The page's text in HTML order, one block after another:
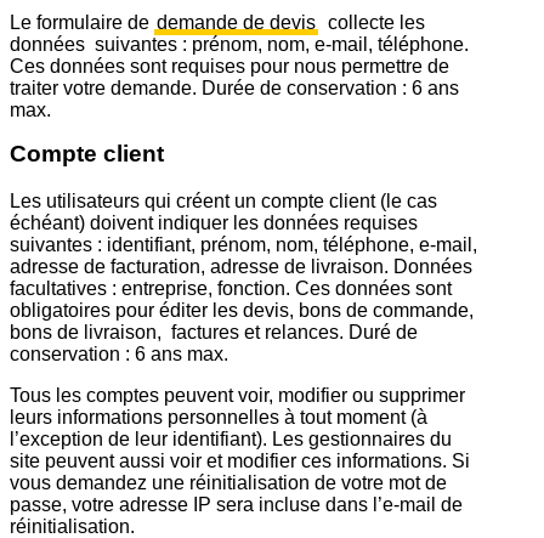
Le formulaire de demande de devis collecte les
données suivantes : prénom, nom, e-mail, téléphone.
Ces données sont requises pour nous permettre de
traiter votre demande. Durée de conservation : 6 ans
max.
Compte client
Les utilisateurs qui créent un compte client (le cas
échéant) doivent indiquer les données requises
suivantes : identifiant, prénom, nom, téléphone, e-mail,
adresse de facturation, adresse de livraison. Données
facultatives : entreprise, fonction. Ces données sont
obligatoires pour éditer les devis, bons de commande,
bons de livraison, factures et relances. Duré de
conservation : 6 ans max.
Tous les comptes peuvent voir, modifier ou supprimer
leurs informations personnelles à tout moment (à
l’exception de leur identifiant). Les gestionnaires du
site peuvent aussi voir et modifier ces informations. Si
vous demandez une réinitialisation de votre mot de
passe, votre adresse IP sera incluse dans l’e-mail de
réinitialisation.